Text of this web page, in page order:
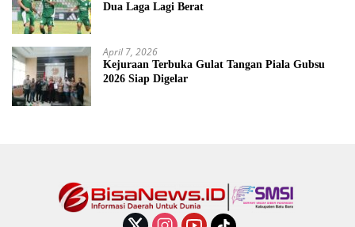
Dua Laga Lagi Berat
April 7, 2026
Kejuraan Terbuka Gulat Tangan Piala Gubsu
2026 Siap Digelar